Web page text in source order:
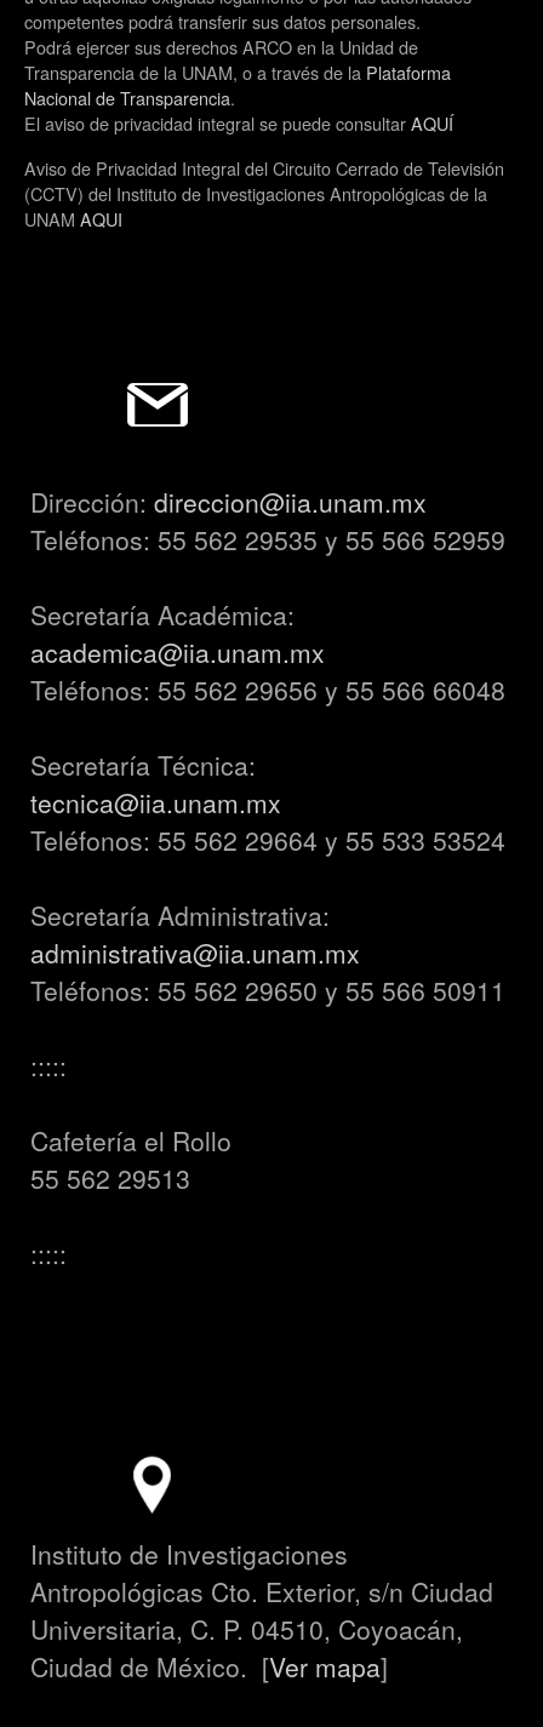
competentes podrá transferir sus datos personales.
Podrá ejercer sus derechos ARCO en la Unidad de
Transparencia de la UNAM, o a través de la Plataforma
Nacional de Transparencia.
El aviso de privacidad integral se puede consultarAQUÍ
Aviso de Privacidad Integral del Circuito Cerrado de Televisión
(CCTV) del Instituto de Investigaciones Antropológicas de la
UNAM AQUI
Dirección: direccion@iia.unam.mx
Teléfonos: 55 562 29535 y 55 566 52959
Secretaría Académica:
academica@iia.unam.mx
Teléfonos: 55 562 29656 y 55 566 66048
Secretaría Técnica:
tecnica@iia.unam.mx
Teléfonos: 55 562 29664 y 55 533 53524
Secretaría Administrativa:
administrativa@iia.unam.mx
Teléfonos: 55 562 29650 y 55 566 50911
:::::
Cafetería el Rollo
55 562 29513
:::::
Instituto de Investigaciones
Antropológicas Cto. Exterior, s/n Ciudad
Universitaria, C. P. 04510, Coyoacán,
Ciudad de México. [Ver mapa]